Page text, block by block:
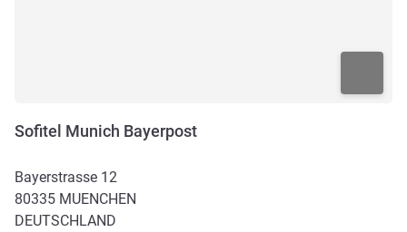
Sofitel Munich Bayerpost
Bayerstrasse 12
80335 MUENCHEN
DEUTSCHLAND